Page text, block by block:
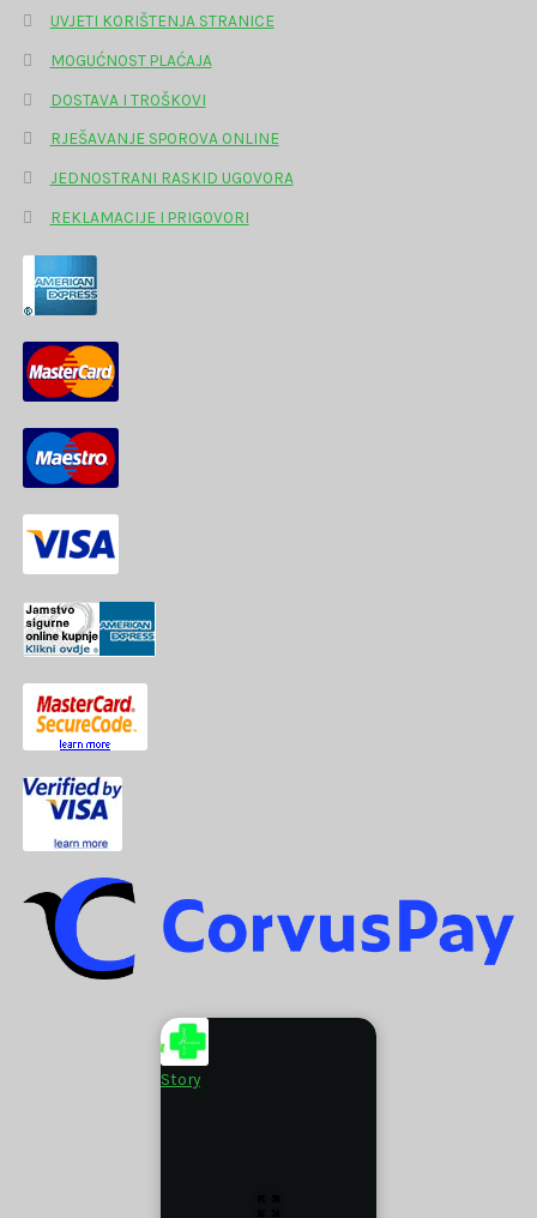
UVJETI KORIŠTENJA STRANICE
MOGUĆNOST PLAĆAJA
DOSTAVA I TROŠKOVI
RJEŠAVANJE SPOROVA ONLINE
JEDNOSTRANI RASKID UGOVORA
REKLAMACIJE I PRIGOVORI
Story